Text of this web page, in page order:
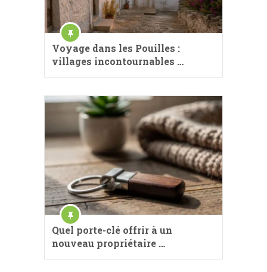
Voyage dans les Pouilles :
villages incontournables …
Quel porte-clé offrir à un
nouveau propriétaire …